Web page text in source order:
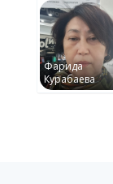
Фарида
Курабаева